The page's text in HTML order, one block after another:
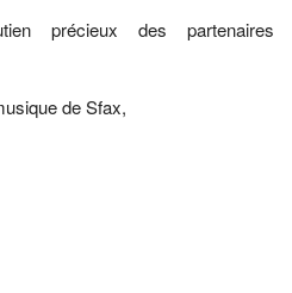
précieux des partenaires
de Sfax,